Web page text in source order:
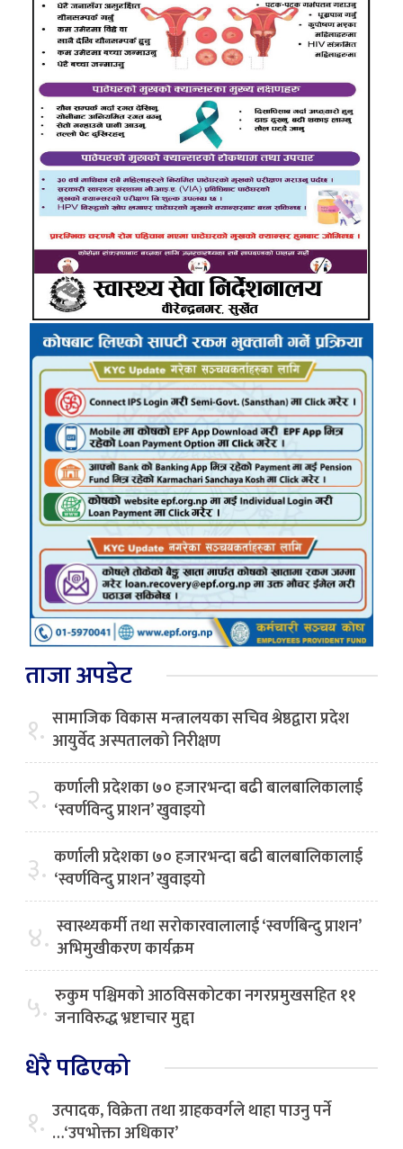
ताजा अपडेट
१. सामाजिक विकास मन्त्रालयका सचिव श्रेष्ठद्वारा प्रदेश
आयुर्वेद अस्पतालको निरीक्षण
२. कर्णाली प्रदेशका ७० हजारभन्दा बढी बालबालिकालाई
‘स्वर्णविन्दु प्राशन’ खुवाइयो
३. कर्णाली प्रदेशका ७० हजारभन्दा बढी बालबालिकालाई
‘स्वर्णविन्दु प्राशन’ खुवाइयो
४. स्वास्थ्यकर्मी तथा सरोकारवालालाई ‘स्वर्णबिन्दु प्राशन’
अभिमुखीकरण कार्यक्रम
५. रुकुम पश्चिमको आठविसकोटका नगरप्रमुखसहित ११
जनाविरुद्ध भ्रष्टाचार मुद्दा
धेरै पढिएको
१. उत्पादक, विक्रेता तथा ग्राहकवर्गले थाहा पाउनु पर्ने
…‘उपभोक्ता अधिकार’